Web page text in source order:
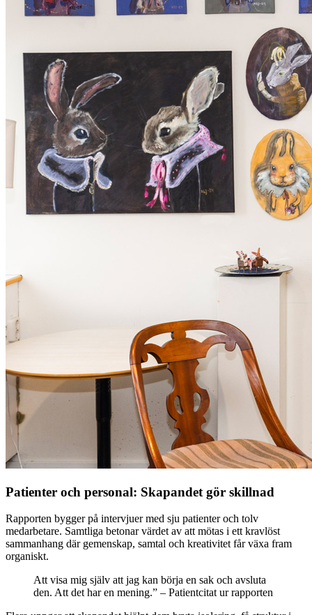
Patienter och personal: Skapandet gör skillnad
Rapporten bygger på intervjuer med sju patienter och tolv
medarbetare. Samtliga betonar värdet av att mötas i ett kravlöst
sammanhang där gemenskap, samtal och kreativitet får växa fram
organiskt.
Att visa mig själv att jag kan börja en sak och avsluta
den. Att det har en mening.” – Patientcitat ur rapporten